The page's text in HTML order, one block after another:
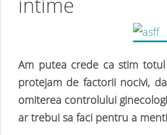
Am putea crede ca stim
protejam de factorii nocivi,
omiterea controlului
ar trebui sa faci pentru a